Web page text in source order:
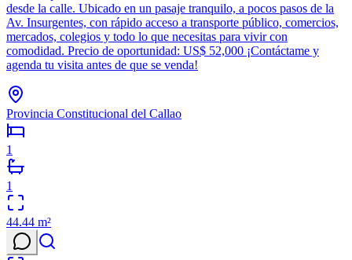
desde la calle. Ubicado en un pasaje tranquilo, a pocos pasos de la
Av. Insurgentes, con rápido acceso a transporte público, comercios,
mercados, colegios y todo lo que necesitas para vivir con
comodidad. Precio de oportunidad: US$ 52,000 ¡Contáctame y
agenda tu visita antes de que se venda!
Provincia Constitucional del Callao
1
1
44.44 m²